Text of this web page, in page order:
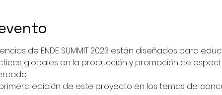
de ENDE SUMMIT 2023 están diseñados para
globales en la producción y promoción de
edición de este proyecto en los temas de: